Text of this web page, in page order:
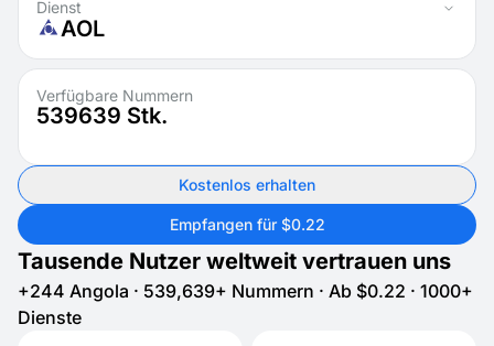
Dienst
AOL
Verfügbare Nummern
539639 Stk.
Kostenlos erhalten
Empfangen für $0.22
Tausende Nutzer weltweit vertrauen uns
+244 Angola · 539,639+ Nummern · Ab $0.22 · 1000+
Dienste